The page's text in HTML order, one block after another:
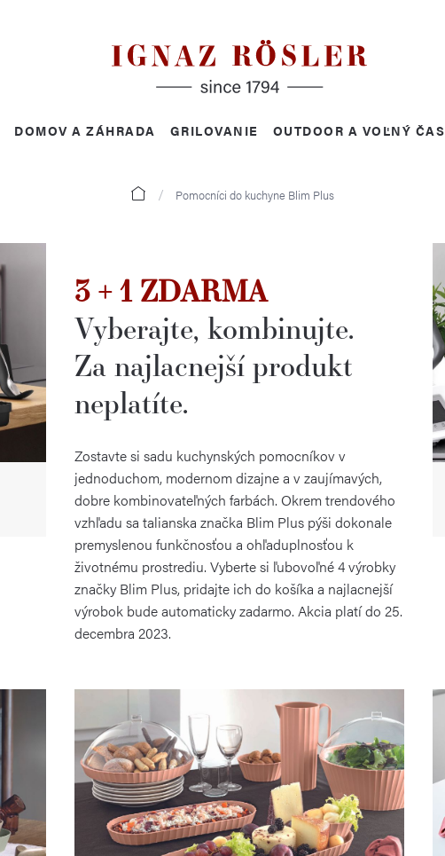
DOMOV A ZÁHRADA GRILOVANIE OUTDOOR A VOĽNÝ ČAS
DomovPomocníci do kuchyne Blim Plus
3 + 1 ZDARMA
Vyberajte, kombinujte.
Za najlacnejší produkt
neplatíte.
Zostavte si sadu kuchynských pomocníkov v
jednoduchom, modernom dizajne a v zaujímavých,
dobre kombinovateľných farbách. Okrem trendového
vzhľadu sa talianska značka Blim Plus pýši dokonale
premyslenou funkčnosťou a ohľaduplnosťou k
životnému prostrediu. Vyberte si ľubovoľné 4 výrobky
značky Blim Plus, pridajte ich do košíka a najlacnejší
výrobok bude automaticky zadarmo. Akcia platí do 25.
decembra 2023.